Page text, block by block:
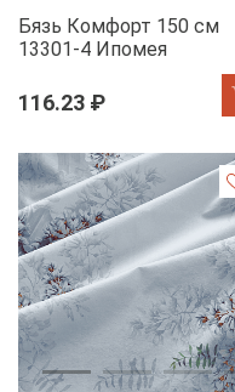
Бязь Комфорт 150 см
13301-4 Ипомея
116.23 ₽